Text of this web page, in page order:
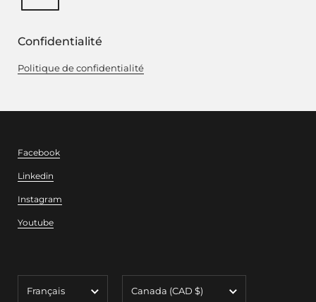
Confidentialité
Politique de confidentialité
Facebook
Linkedin
Instagram
Youtube
Français Canada (CAD $)